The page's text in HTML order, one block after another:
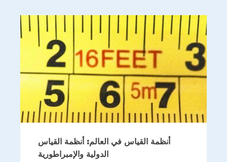
أنظمة القياس في العالم: أنظمة القياس
الدولية والإمبراطورية